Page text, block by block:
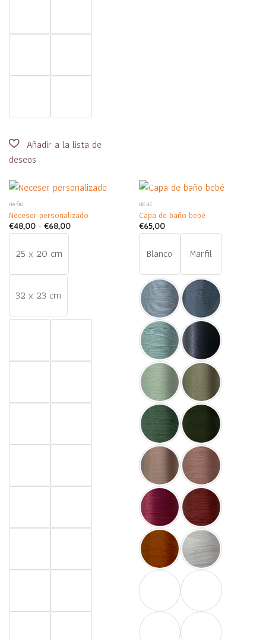
BAÑO
Neceser personalizado
€48,00 - €68,00Rango
25 x 20 cm
32 x 23 cm
BEBÉ
Capa de baño bebé
€65,00
Blanco Marfil